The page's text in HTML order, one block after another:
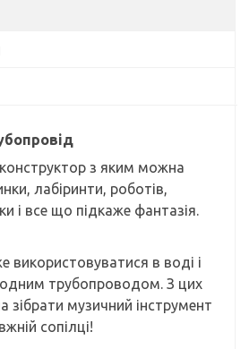
з яким можна
лабіринти, роботів,
і все що підкаже фантазія.
використовуватися в воді і
трубопроводом. З цих
музичний інструмент
сопілці!